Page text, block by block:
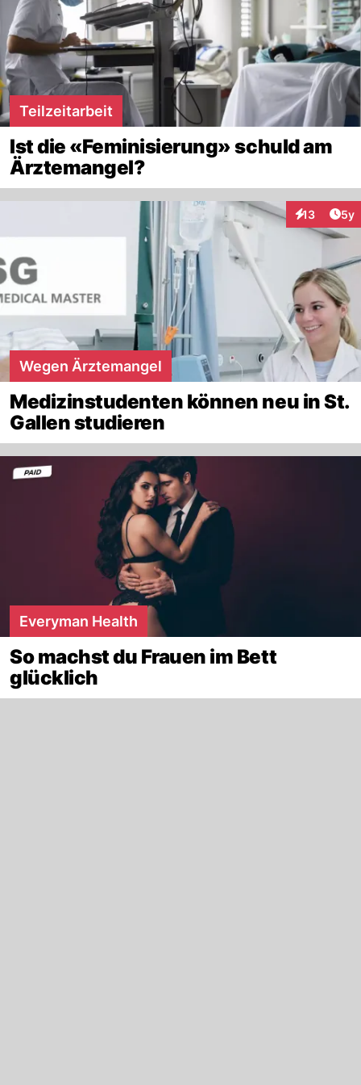
Teilzeitarbeit
Ist die «Feminisierung» schuld am
Ärztemangel?
13 5y
Wegen Ärztemangel
Medizinstudenten können neu in St.
Gallen studieren
Everyman Health
So machst du Frauen im Bett
glücklich